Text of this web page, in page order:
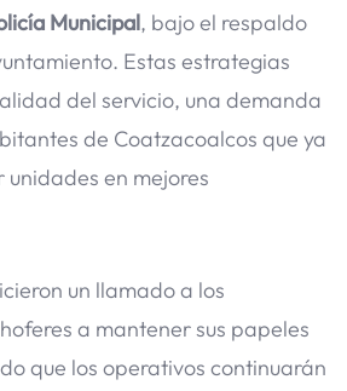
Municipal, bajo el respaldo
Estas estrategias
del servicio, una demanda
de Coatzacoalcos que ya
en mejores
un llamado a los
a mantener sus papeles
que los operativos continuarán